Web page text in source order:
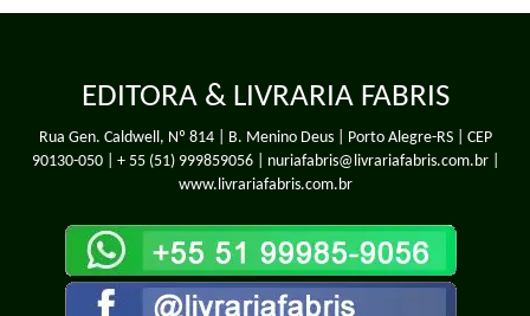
EDITORA & LIVRARIA FABRIS
Rua Gen. Caldwell, Nº 814 | B. Menino Deus | Porto Alegre-RS | CEP
90130-050 | + 55 (51) 999859056| nuriafabris@livrariafabris.com.br |
www.livrariafabris.com.br